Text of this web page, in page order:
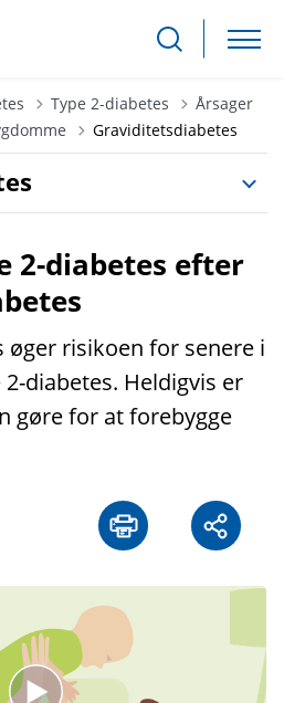
Type 2-diabetes
Årsager
Graviditetsdiabetes
2-diabetes efter
øger risikoen for senere i
diabetes. Heldigvis er
gøre for at forebygge